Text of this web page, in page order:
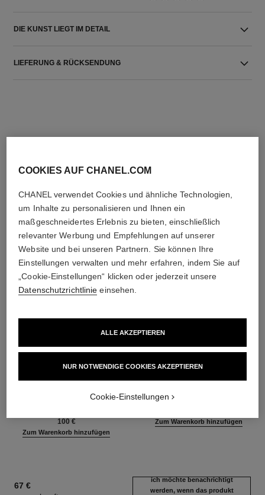
DIE KUNST LIEGT IM DETAIL
LIEFERUNG & RÜCKSENDUNG
DIE PERFEKTE KOMBINATION
hydra beauty micro sérum
Feuchtigkeitsspendend
Ausgleichend Aufpolsternd
100 €
Zum Warenkorb hinzufügen
coco mademoiselle
Eau de Parfum Zerstäuber
Ref. 116520
Zum Warenkorb hinzufügen
67 €
ich möchte benachrichtigt
werden, wenn das produkt
COOKIES AUF CHANEL.COM
CHANEL verwendet Cookies und ähnliche Technologien,
um Inhalte zu personalisieren und Ihnen ein
maßgeschneidertes Erlebnis zu bieten, einschließlich
relevanter Werbung und Empfehlungen auf unserer
Website und bei unseren Partnern. Sie können Ihre
Einstellungen verwalten und mehr erfahren, indem Sie auf
„Cookie-Einstellungen“ klicken oder jederzeit unsere
Datenschutzrichtlinie einsehen.
NUR NOTWENDIGE COOKIES AKZEPTIEREN
ALLE AKZEPTIEREN
Cookie-Einstellungen